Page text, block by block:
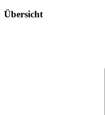
Übersicht